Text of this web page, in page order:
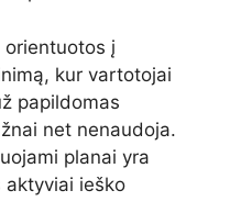
orientuotos į
kur vartotojai
papildomas
net nenaudoja.
planai yra
ieško